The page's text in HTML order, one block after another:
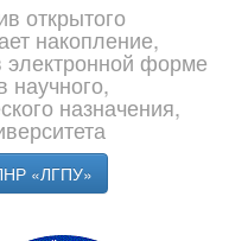
открытого
накопление,
электронной форме
научного,
назначения,
«ЛГПУ»